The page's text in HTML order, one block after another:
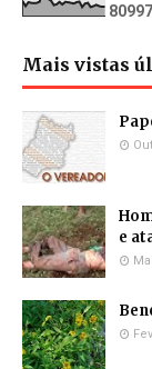
80997
Mais vistas
e